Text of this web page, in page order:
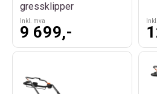
gressklipper
Inkl. mva
9 699,-